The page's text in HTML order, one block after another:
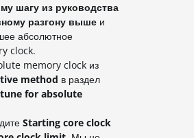
шагу из руководства
разгону выше и
абсолютное
clock.
memory clock из
method в раздел
for absolute
Starting core clock